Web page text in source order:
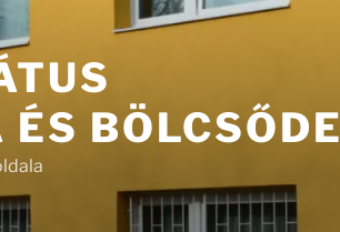
BÖLCSŐDE